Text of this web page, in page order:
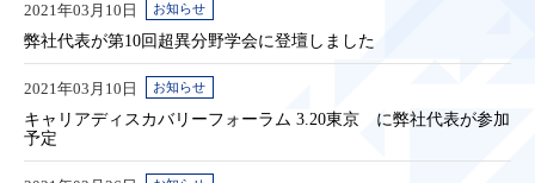
2021年03月10日 お知らせ
弊社代表が第10回超異分野学会に登壇しました
2021年03月10日 お知らせ
キャリアディスカバリーフォーラム 3.20東京 に弊社代表が参加
予定